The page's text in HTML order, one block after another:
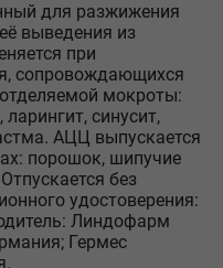
для разжижения
выведения из
при
сопровождающихся
мокроты:
синусит,
АЦЦ выпускается
порошок, шипучие
без
удостоверения:
Линдофарм
Гермес